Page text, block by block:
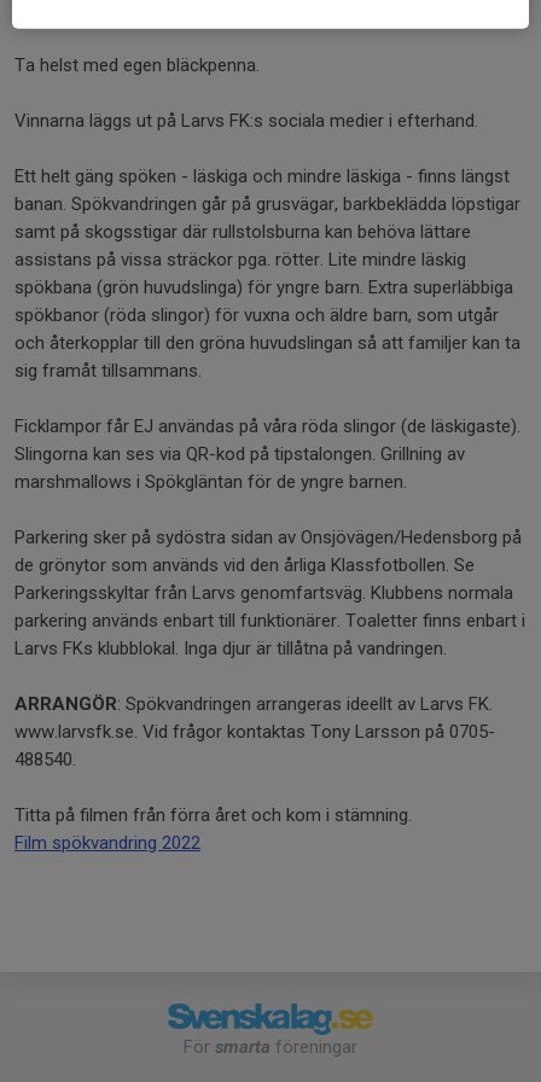
Ta helst med egen bläckpenna.
Vinnarna läggs ut på Larvs FK:s sociala medier i efterhand.
Ett helt gäng spöken - läskiga och mindre läskiga - finns längst
banan. Spökvandringen går på grusvägar, barkbeklädda löpstigar
samt på skogsstigar där rullstolsburna kan behöva lättare
assistans på vissa sträckor pga. rötter. Lite mindre läskig
spökbana (grön huvudslinga) för yngre barn. Extra superläbbiga
spökbanor (röda slingor) för vuxna och äldre barn, som utgår
och återkopplar till den gröna huvudslingan så att familjer kan ta
sig framåt tillsammans.
Ficklampor får EJ användas på våra röda slingor (de läskigaste).
Slingorna kan ses via QR-kod på tipstalongen. Grillning av
marshmallows i Spökgläntan för de yngre barnen.
Parkering sker på sydöstra sidan av Onsjövägen/Hedensborg på
de grönytor som används vid den årliga Klassfotbollen. Se
Parkeringsskyltar från Larvs genomfartsväg. Klubbens normala
parkering används enbart till funktionärer. Toaletter finns enbart i
Larvs FKs klubblokal. Inga djur är tillåtna på vandringen.
ARRANGÖR: Spökvandringen arrangeras ideellt av Larvs FK.
www.larvsfk.se. Vid frågor kontaktas Tony Larsson på 0705-
488540.
Titta på filmen från förra året och kom i stämning.
Film spökvandring 2022
För smarta föreningar